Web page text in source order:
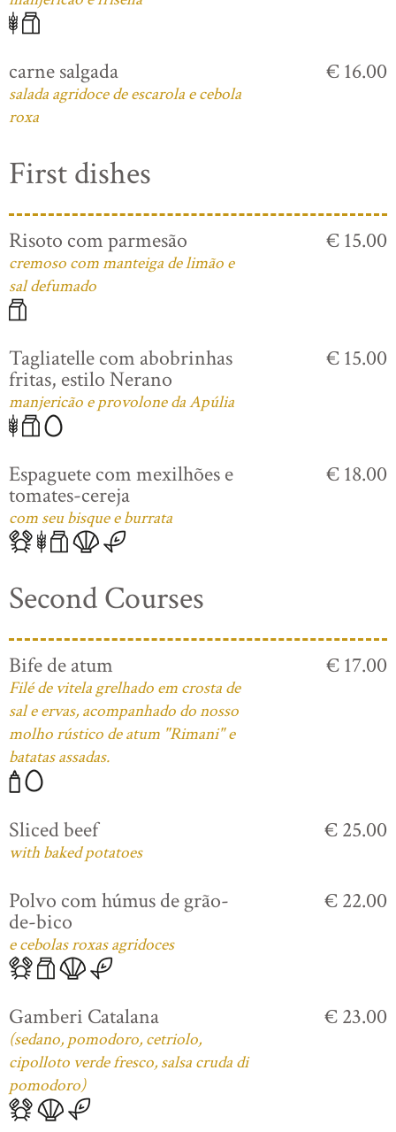
carne salgada
salada agridoce de escarola e cebola
roxa
€ 16.00
First dishes
Risoto com parmesão
cremoso com manteiga de limão e
sal defumado
€ 15.00
Tagliatelle com abobrinhas
fritas, estilo Nerano
manjericão e provolone da Apúlia
€ 15.00
Espaguete com mexilhões e
tomates-cereja
com seu bisque e burrata
€ 18.00
Second Courses
Bife de atum
Filé de vitela grelhado em crosta de
sal e ervas, acompanhado do nosso
molho rústico de atum "Rimani" e
batatas assadas.
€ 17.00
Sliced beef
with baked potatoes
€ 25.00
Polvo com húmus de grão-
de-bico
e cebolas roxas agridoces
€ 22.00
Gamberi Catalana
(sedano, pomodoro, cetriolo,
cipolloto verde fresco, salsa cruda di
pomodoro)
€ 23.00